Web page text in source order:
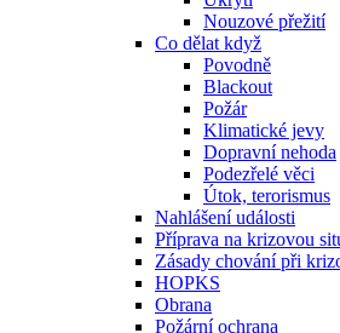
Nouzové přežití
Co dělat když
Povodně
Blackout
Požár
Klimatické jevy
Dopravní nehoda
Podezřelé věci
Útok, terorismus
Nahlášení události
Příprava na krizovou
Zásady chování při
HOPKS
Obrana
Požární ochrana